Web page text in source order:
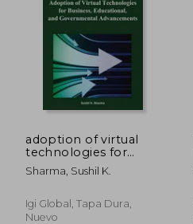
dcto.
adoption of virtual
technologies for
business, educational,
and governmental
Sharma, Sushil K.
Igi Global, Tapa Dura,
Nuevo